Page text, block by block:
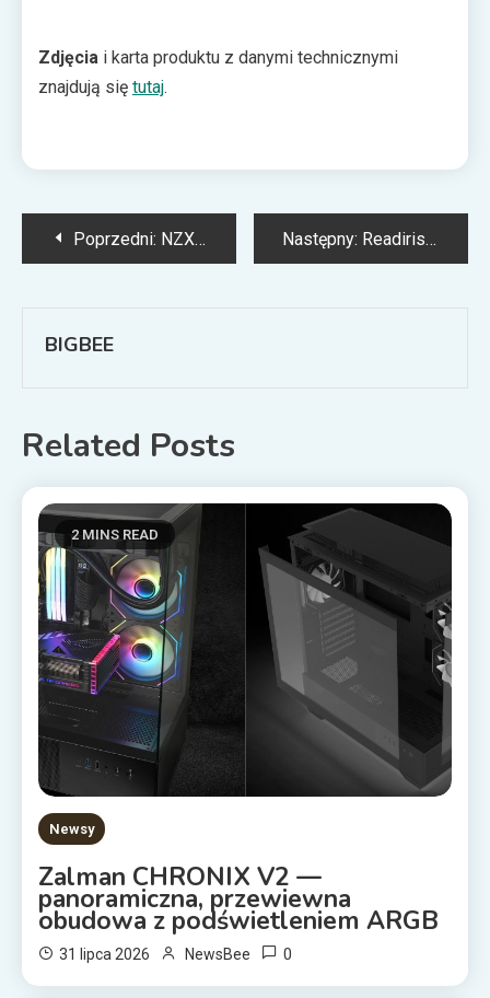
Zdjęcia i karta produktu z danymi technicznymi
znajdują się tutaj.
Nawigacja
Poprzedni: NZXT prezentuje magnetyczny uchwyt z pieczęcią sił specjalnych N7 Następny: Readiris PDF 22 Business – władca PDF-ów w nowej odsłonie
BIGBEE
Related Posts
2 MINS READ
Newsy
Zalman CHRONIX V2 —
panoramiczna, przewiewna
obudowa z podświetleniem ARGB
31 lipca 2026 NewsBee 0